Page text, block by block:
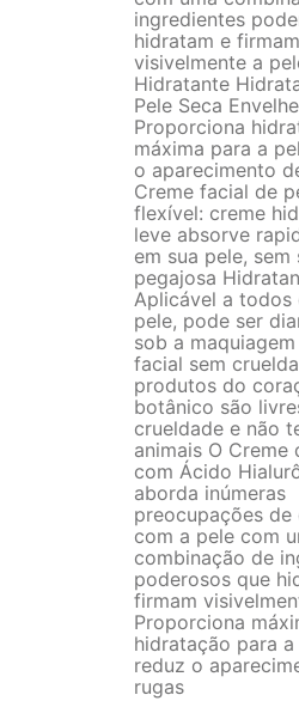
ingredientes
hidratam e firmam
visivelmente a
Hidratante
Pele Seca
Proporciona
máxima para a
o aparecimento
Creme facial de
flexível: creme
leve absorve
em sua pele, sem
pegajosa
Aplicável a todos
pele, pode ser
sob a
facial sem
produtos do
botânico são
crueldade e não
animais O Creme
com Ácido
aborda inúmeras
preocupações de
com a pele com
combinação de
poderosos que
firmam
Proporciona
hidratação para
reduz o
rugas